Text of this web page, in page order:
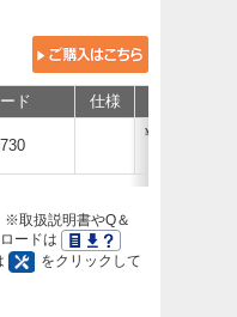
ド 仕様
￥2,970
※取扱説明書やQ＆
ードは
をクリックして